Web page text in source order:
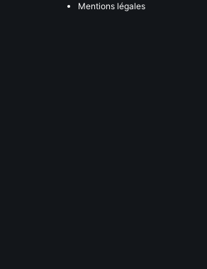
Mentions légales